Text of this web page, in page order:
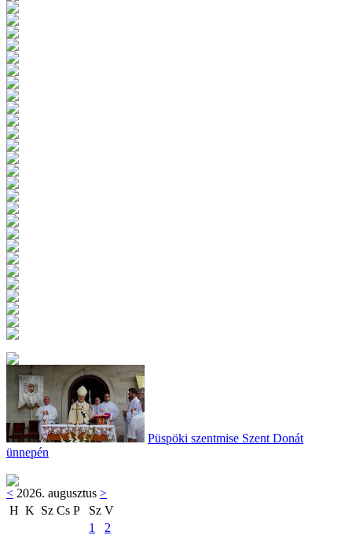
Püspöki szentmise Szent Donát
ünnepén
< 2026. augusztus >
H K Sz Cs P Sz V
1
2